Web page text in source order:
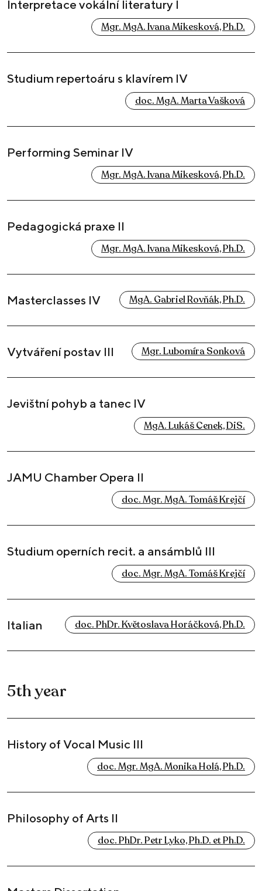
Interpretace vokální literatury I
Mgr. MgA. Ivana Mikesková, Ph.D.
Studium repertoáru s klavírem IV
doc. MgA. Marta Vašková
Performing Seminar IV
Mgr. MgA. Ivana Mikesková, Ph.D.
Pedagogická praxe II
Mgr. MgA. Ivana Mikesková, Ph.D.
Masterclasses IV MgA. Gabriel Rovňák, Ph.D.
Vytváření postav III Mgr. Lubomíra Sonková
Jevištní pohyb a tanec IV
MgA. Lukáš Cenek, DiS.
JAMU Chamber Opera II
doc. Mgr. MgA. Tomáš Krejčí
Studium operních recit. a ansámblů III
doc. Mgr. MgA. Tomáš Krejčí
Italian doc. PhDr. Květoslava Horáčková, Ph.D.
5th year
History of Vocal Music III
doc. Mgr. MgA. Monika Holá, Ph.D.
Philosophy of Arts II
doc. PhDr. Petr Lyko, Ph.D. et Ph.D.